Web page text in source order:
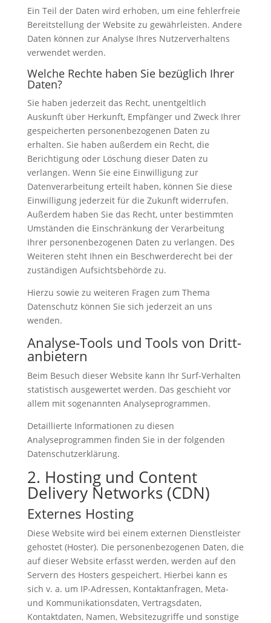
Ein Teil der Daten wird erhoben, um eine fehlerfreie
Bereitstellung der Website zu gewährleisten. Andere
Daten können zur Analyse Ihres Nutzerverhaltens
verwendet werden.
Welche Rechte haben Sie bezüglich Ihrer
Daten?
Sie haben jederzeit das Recht, unentgeltlich
Auskunft über Herkunft, Empfänger und Zweck Ihrer
gespeicherten personenbezogenen Daten zu
erhalten. Sie haben außerdem ein Recht, die
Berichtigung oder Löschung dieser Daten zu
verlangen. Wenn Sie eine Einwilligung zur
Datenverarbeitung erteilt haben, können Sie diese
Einwilligung jederzeit für die Zukunft widerrufen.
Außerdem haben Sie das Recht, unter bestimmten
Umständen die Einschränkung der Verarbeitung
Ihrer personenbezogenen Daten zu verlangen. Des
Weiteren steht Ihnen ein Beschwerderecht bei der
zuständigen Aufsichtsbehörde zu.
Hierzu sowie zu weiteren Fragen zum Thema
Datenschutz können Sie sich jederzeit an uns
wenden.
Analyse-Tools und Tools von Dritt­
anbietern
Beim Besuch dieser Website kann Ihr Surf-Verhalten
statistisch ausgewertet werden. Das geschieht vor
allem mit sogenannten Analyseprogrammen.
Detaillierte Informationen zu diesen
Analyseprogrammen finden Sie in der folgenden
Datenschutzerklärung.
2. Hosting und Content
Delivery Networks (CDN)
Externes Hosting
Diese Website wird bei einem externen Dienstleister
gehostet (Hoster). Die personenbezogenen Daten, die
auf dieser Website erfasst werden, werden auf den
Servern des Hosters gespeichert. Hierbei kann es
sich v. a. um IP-Adressen, Kontaktanfragen, Meta-
und Kommunikationsdaten, Vertragsdaten,
Kontaktdaten, Namen, Websitezugriffe und sonstige